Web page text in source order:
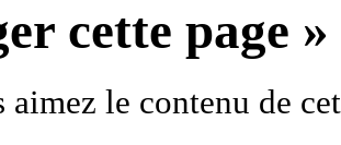
cette page »
aimez le contenu de